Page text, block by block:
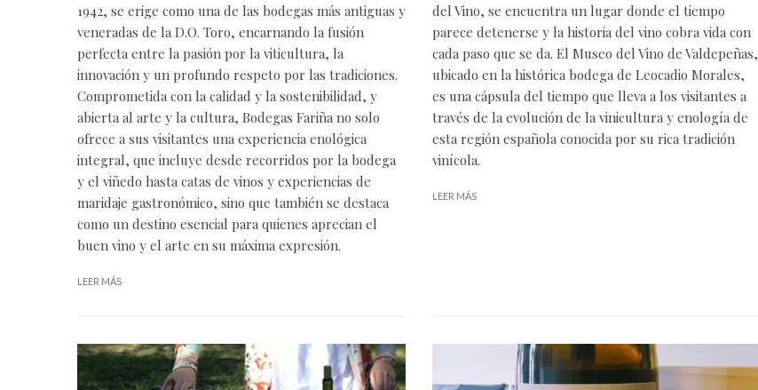
1942, se erige como una de las bodegas más antiguas y
veneradas de la D.O. Toro, encarnando la fusión
perfecta entre la pasión por la viticultura, la
innovación y un profundo respeto por las tradiciones.
Comprometida con la calidad y la sostenibilidad, y
abierta al arte y la cultura, Bodegas Fariña no solo
ofrece a sus visitantes una experiencia enológica
integral, que incluye desde recorridos por la bodega
y el viñedo hasta catas de vinos y experiencias de
maridaje gastronómico, sino que también se destaca
como un destino esencial para quienes aprecian el
buen vino y el arte en su máxima expresión.
LEER MÁS
del Vino, se encuentra un lugar donde el tiempo
parece detenerse y la historia del vino cobra vida con
cada paso que se da. El Museo del Vino de Valdepeñas,
ubicado en la histórica bodega de Leocadio Morales,
es una cápsula del tiempo que lleva a los visitantes a
través de la evolución de la vinicultura y enología de
esta región española conocida por su rica tradición
vinícola.
LEER MÁS